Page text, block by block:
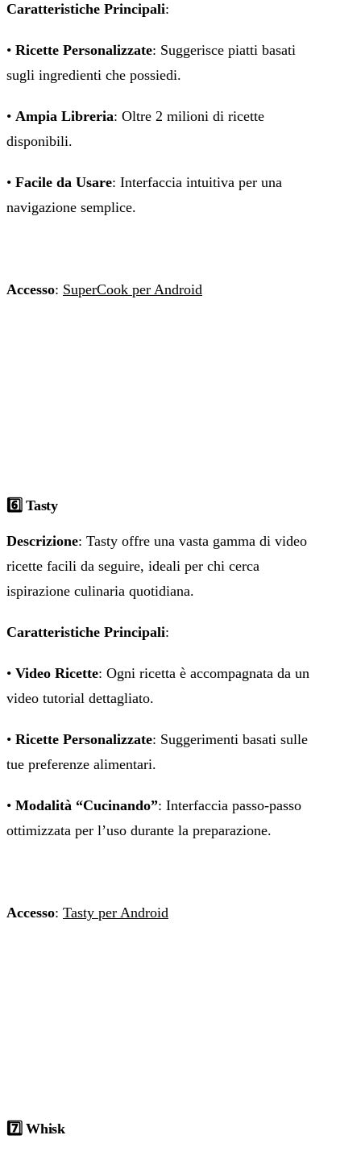
Caratteristiche Principali:
• Ricette Personalizzate: Suggerisce piatti basati
sugli ingredienti che possiedi.
• Ampia Libreria: Oltre 2 milioni di ricette
disponibili.
• Facile da Usare: Interfaccia intuitiva per una
navigazione semplice.
Accesso: SuperCook per Android
6️⃣ Tasty
Descrizione: Tasty offre una vasta gamma di video
ricette facili da seguire, ideali per chi cerca
ispirazione culinaria quotidiana.
Caratteristiche Principali:
• Video Ricette: Ogni ricetta è accompagnata da un
video tutorial dettagliato.
• Ricette Personalizzate: Suggerimenti basati sulle
tue preferenze alimentari.
• Modalità “Cucinando”: Interfaccia passo-passo
ottimizzata per l’uso durante la preparazione.
Accesso: Tasty per Android
7️⃣ Whisk